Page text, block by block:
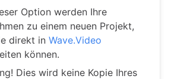
Option werden Ihre
zu einem neuen Projekt,
direkt in Wave.Video
können.
Dies wird keine Kopie Ihres